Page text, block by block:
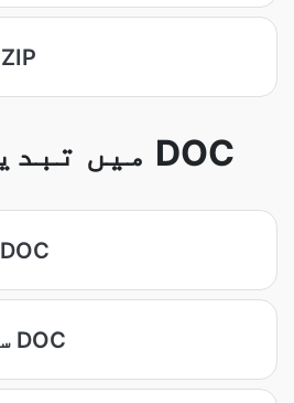
DOC سے ZIP
میں تبدیل کریں۔ DOC
BMP سے DOC
DOCX سے DOC